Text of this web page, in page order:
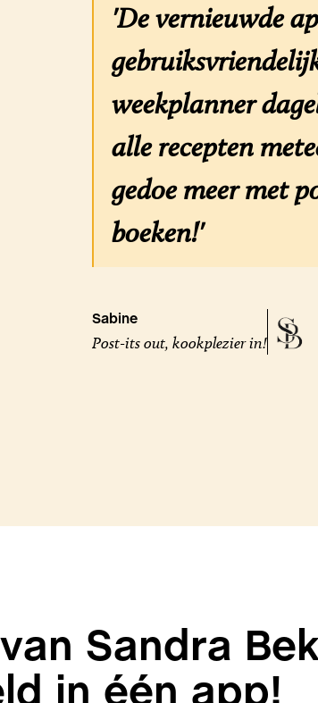
'De vernieuwde
weekplanner
alle recepten
gedoe meer met
boeken!'
Sabine
Post-its out, kookplezier in!
Sandra
in één app!